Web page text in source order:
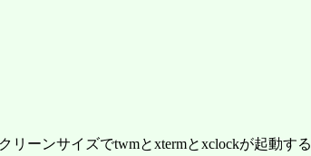
リーンサイズでtwmとxtermとxclockが起動す